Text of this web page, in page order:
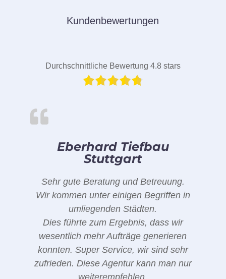
Kundenbewertungen
Durchschnittliche Bewertung 4.8 stars
Eberhard Tiefbau
Stuttgart
Sehr gute Beratung und Betreuung.
Wir kommen unter einigen Begriffen in
umliegenden Städten.
Dies führte zum Ergebnis, dass wir
wesentlich mehr Aufträge generieren
konnten. Super Service, wir sind sehr
zufrieden. Diese Agentur kann man nur
weiterempfehlen.